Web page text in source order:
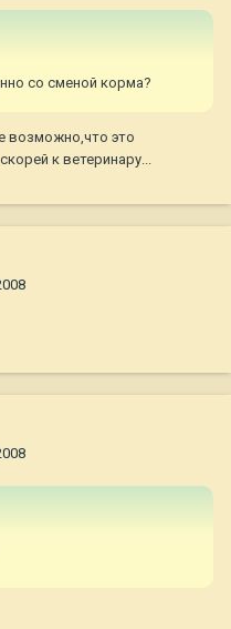
со сменой корма?
возможно,что это
к ветеринару...